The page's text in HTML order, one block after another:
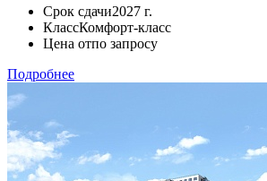
Срок сдачи2027 г.
КлассКомфорт-класс
Цена отпо запросу
Подробнее